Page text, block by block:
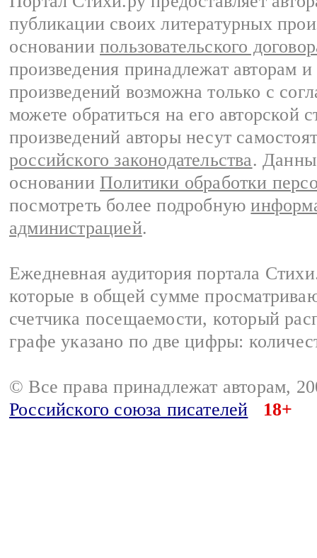
публикации своих литературных
основании пользовательского
произведения принадлежат авторам
произведений возможна только с
можете обратиться на его авторской
произведений авторы несут
российского законодательства.
основании Политики обработки
посмотреть более подробную
администрацией.
Ежедневная аудитория портала
которые в общей сумме
счетчика посещаемости, который
графе указано по две цифры:
© Все права принадлежат авторам,
Российского союза писателей
18+